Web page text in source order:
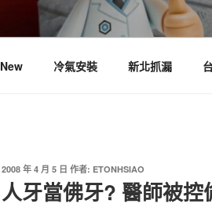
New 冷氣安裝 新北抓漏
2008 年 4 月 5 日 作者: ETONHSIAO
人牙當佛牙? 醫師被控